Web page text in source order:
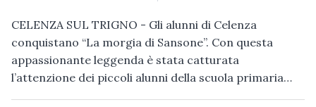
CELENZA SUL TRIGNO - Gli alunni di Celenza
conquistano “La morgia di Sansone”. Con questa
appassionante leggenda è stata catturata
l’attenzione dei piccoli alunni della scuola primaria…